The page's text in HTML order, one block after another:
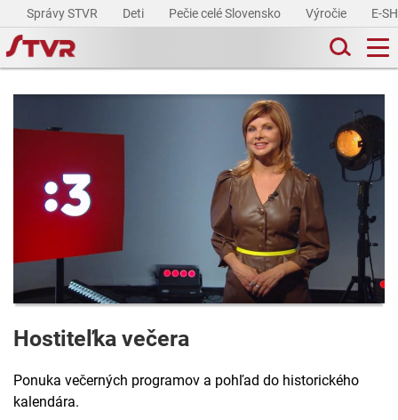
Správy STVR Deti Pečie celé Slovensko Výročie E-
Hostiteľka večera
Ponuka večerných programov a pohľad do historického
kalendára.